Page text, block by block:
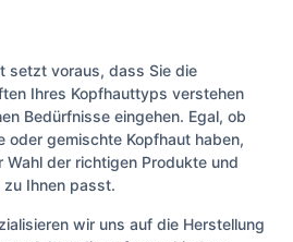
setzt voraus, dass Sie die
Ihres Kopfhauttyps verstehen
Bedürfnisse eingehen. Egal, ob
oder gemischte Kopfhaut haben,
der richtigen Produkte und
zu Ihnen passt.
wir uns auf die Herstellung